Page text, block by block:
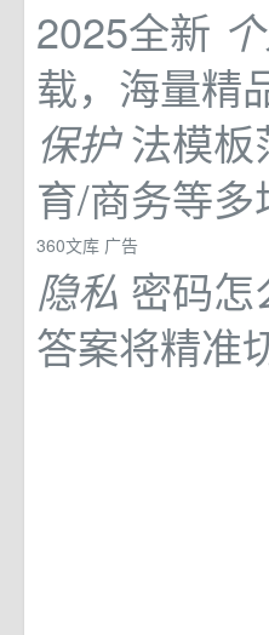
2025全新
载，海量精
保护法模
育/商务等
360文库 广告
隐私 密码
答案将精准